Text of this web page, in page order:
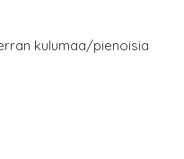
kulumaa/pienoisia